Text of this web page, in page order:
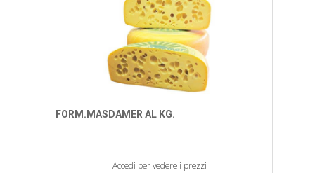
FORM.MASDAMER AL KG.
Accedi per vedere i prezzi